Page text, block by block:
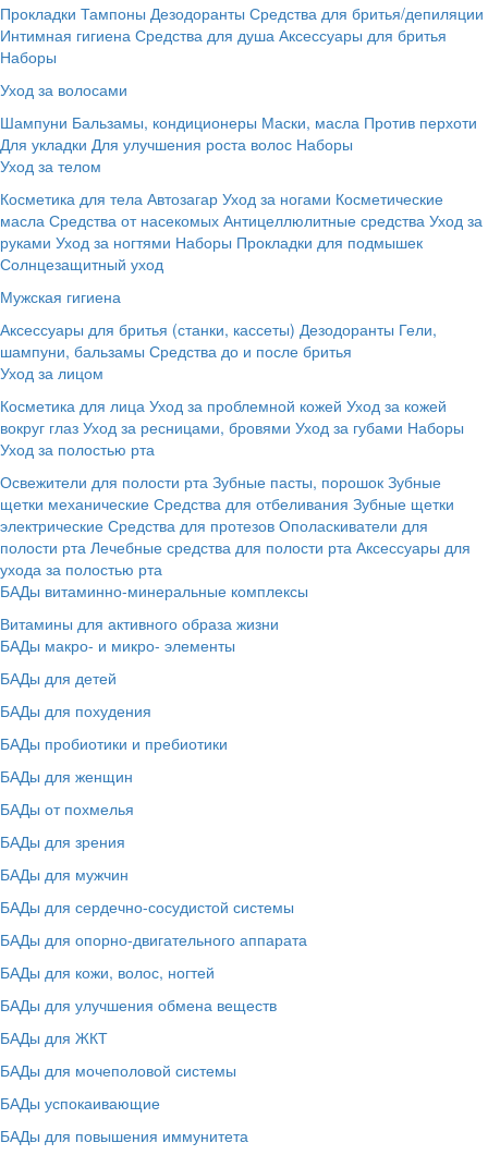
Прокладки Тампоны Дезодоранты Средства для бритья/депиляции
Интимная гигиена Средства для душа Аксессуары для бритья
Наборы
Уход за волосами
Шампуни Бальзамы, кондиционеры Маски, масла Против перхоти
Для укладки Для улучшения роста волос Наборы
Уход за телом
Косметика для тела Автозагар Уход за ногами Косметические
масла Средства от насекомых Антицеллюлитные средства Уход за
руками Уход за ногтями Наборы Прокладки для подмышек
Солнцезащитный уход
Мужская гигиена
Аксессуары для бритья (станки, кассеты) Дезодоранты Гели,
шампуни, бальзамы Средства до и после бритья
Уход за лицом
Косметика для лица Уход за проблемной кожей Уход за кожей
вокруг глаз Уход за ресницами, бровями Уход за губами Наборы
Уход за полостью рта
Освежители для полости рта Зубные пасты, порошок Зубные
щетки механические Средства для отбеливания Зубные щетки
электрические Средства для протезов Ополаскиватели для
полости рта Лечебные средства для полости рта Аксессуары для
ухода за полостью рта
БАДы витаминно-минеральные комплексы
Витамины для активного образа жизни
БАДы макро- и микро- элементы
БАДы для детей
БАДы для похудения
БАДы пробиотики и пребиотики
БАДы для женщин
БАДы от похмелья
БАДы для зрения
БАДы для мужчин
БАДы для сердечно-сосудистой системы
БАДы для опорно-двигательного аппарата
БАДы для кожи, волос, ногтей
БАДы для улучшения обмена веществ
БАДы для ЖКТ
БАДы для мочеполовой системы
БАДы успокаивающие
БАДы для повышения иммунитета